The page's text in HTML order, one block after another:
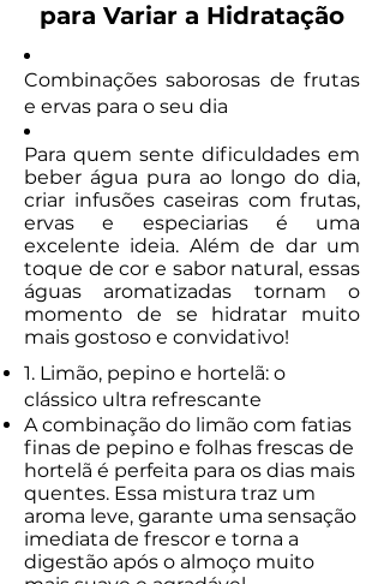
para Variar a Hidratação
Combinações saborosas de frutas
e ervas para o seu dia
Para quem sente dificuldades em
beber água pura ao longo do dia,
criar infusões caseiras com frutas,
ervas e especiarias é uma
excelente ideia. Além de dar um
toque de cor e sabor natural, essas
águas aromatizadas tornam o
momento de se hidratar muito
mais gostoso e convidativo!
1. Limão, pepino e hortelã: o
clássico ultra refrescante
A combinação do limão com fatias
finas de pepino e folhas frescas de
hortelã é perfeita para os dias mais
quentes. Essa mistura traz um
aroma leve, garante uma sensação
imediata de frescor e torna a
digestão após o almoço muito